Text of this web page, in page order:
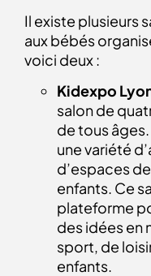
Il existe plusieurs
aux bébés
voici deux :
Kidexpo
salon de
de tous âges.
une variété
d’espaces
enfants. Ce
plateforme
des idées en
sport, de
enfants.